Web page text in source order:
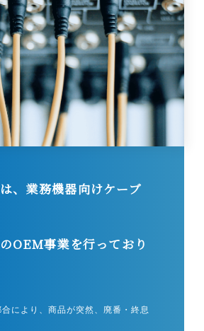
、業務機器向けケーブ
OEM事業を行っており
合により、商品が突然、廃番・終息